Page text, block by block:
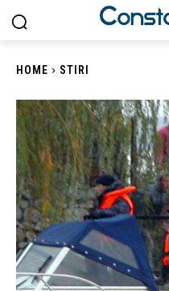
HOME STIRI